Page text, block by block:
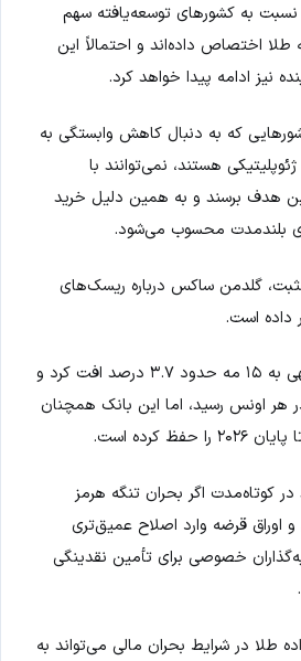
نسبت به کشورهای توسعه‌یافته سهم
طلا اختصاص داده‌اند و احتمالاً این
نیز ادامه پیدا خواهد کرد.
که به دنبال کاهش وابستگی به
هستند، نمی‌توانند با
هدف برسند و به همین دلیل خرید
بلندمدت محسوب می‌شود.
گلدمن ساکس درباره ریسک‌های
داده است.
قیمت طلا در هفته منتهی به ۱۵ مه حدود ۳.۷ درصد افت کرد و
۴۵۴۰ دلار در هر اونس رسید، اما این بانک همچنان
در کوتاه‌مدت اگر بحران تنگه هرمز
اوراق قرضه وارد اصلاح عمیق‌تری
خصوصی برای تأمین نقدینگی
در شرایط بحران مالی می‌تواند به